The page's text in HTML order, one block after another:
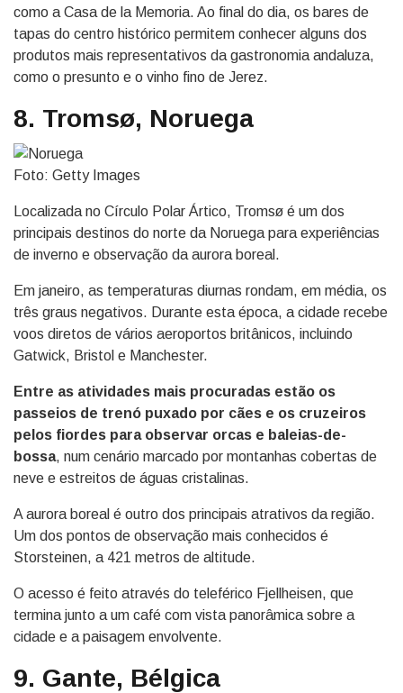
como a Casa de la Memoria. Ao final do dia, os bares de
tapas do centro histórico permitem conhecer alguns dos
produtos mais representativos da gastronomia andaluza,
como o presunto e o vinho fino de Jerez.
8. Tromsø, Noruega
Foto: Getty Images
Localizada no Círculo Polar Ártico, Tromsø é um dos
principais destinos do norte da Noruega para experiências
de inverno e observação da aurora boreal.
Em janeiro, as temperaturas diurnas rondam, em média, os
três graus negativos. Durante esta época, a cidade recebe
voos diretos de vários aeroportos britânicos, incluindo
Gatwick, Bristol e Manchester.
Entre as atividades mais procuradas estão os
passeios de trenó puxado por cães e os cruzeiros
pelos fiordes para observar orcas e baleias-de-
bossa, num cenário marcado por montanhas cobertas de
neve e estreitos de águas cristalinas.
A aurora boreal é outro dos principais atrativos da região.
Um dos pontos de observação mais conhecidos é
Storsteinen, a 421 metros de altitude.
O acesso é feito através do teleférico Fjellheisen, que
termina junto a um café com vista panorâmica sobre a
cidade e a paisagem envolvente.
9. Gante, Bélgica